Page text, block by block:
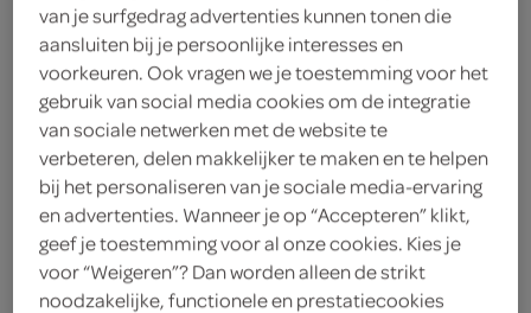
50 milliliter room
1 eetlepel cacaopoeder
100 gram poedersuiker
200 gram zachte boter
100 gram pure chocolade
1 eetlepel cacaopoeder
van je surfgedrag advertenties kunnen tonen die
aansluiten bij je persoonlijke interesses en
voorkeuren. Ook vragen we je toestemming voor het
gebruik van social media cookies om de integratie
van sociale netwerken met de website te
verbeteren, delen makkelijker te maken en te helpen
bij het personaliseren van je sociale media-ervaring
en advertenties. Wanneer je op “Accepteren” klikt,
geef je toestemming voor al onze cookies. Kies je
voor “Weigeren”? Dan worden alleen de strikt
noodzakelijke, functionele en prestatiecookies